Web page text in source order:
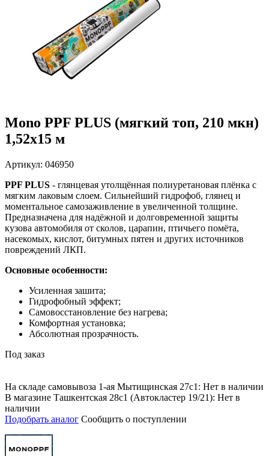
Mono PPF PLUS (мягкий топ, 210 мкн)
1,52х15 м
Артикул: 046950
PPF PLUS - глянцевая утолщённая полиуретановая плёнка с
мягким лаковым слоем. Сильнейший гидрофоб, глянец и
моментальное самозаживление в увеличенной толщине.
Предназначена для надёжной и долговременной защиты
кузова автомобиля от сколов, царапин, птичьего помёта,
насекомых, кислот, битумных пятен и других источников
повреждений ЛКП.
Основные особенности:
Усиленная зашита;
Гидрофобный эффект;
Самовосстановление без нагрева;
Комфортная установка;
Абсолютная прозрачность.
Под заказ
На складе самовывоза 1-ая Мытищинская 27с1: Нет в наличии
В магазине Ташкентская 28с1 (Автокластер 19/21): Нет в
наличии
Подобрать аналог Сообщить о поступлении